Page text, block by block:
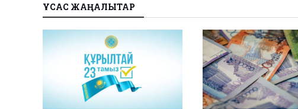
ҰҚСАС ЖАҢАЛЫҚТАР